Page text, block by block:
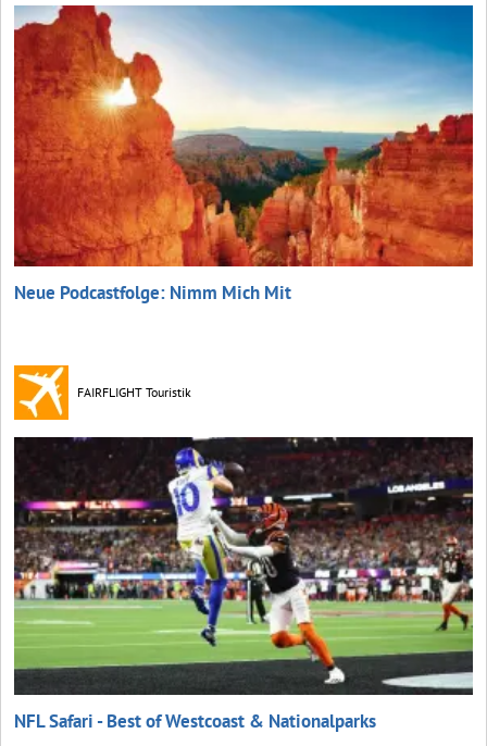
Neue Podcastfolge: Nimm Mich Mit
FAIRFLIGHT Touristik
NFL Safari - Best of Westcoast & Nationalparks